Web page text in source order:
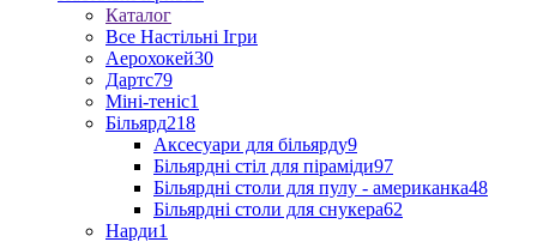
Каталог
Все Настільні Ігри
Аерохокей30
Дартс79
Міні-теніс1
Більярд218
Аксесуари для більярду9
Більярдні стіл для піраміди97
Більярдні столи для пулу - американка48
Більярдні столи для снукера62
Нарди1